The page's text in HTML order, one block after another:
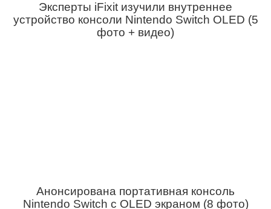
Эксперты iFixit изучили внутреннее
устройство консоли Nintendo Switch OLED (5
фото + видео)
Анонсирована портативная консоль
Nintendo Switch с OLED экраном (8 фото)